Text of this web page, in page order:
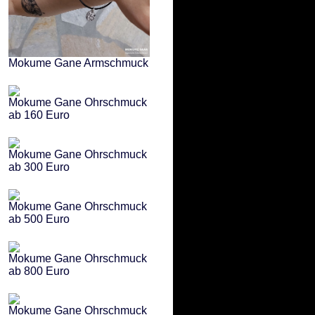
Mokume Gane Armschmuck
Mokume Gane Ohrschmuck
ab 160 Euro
Mokume Gane Ohrschmuck
ab 300 Euro
Mokume Gane Ohrschmuck
ab 500 Euro
Mokume Gane Ohrschmuck
ab 800 Euro
Mokume Gane Ohrschmuck